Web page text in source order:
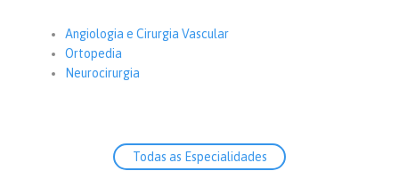
Angiologia e Cirurgia Vascular
Ortopedia
Neurocirurgia
Todas as Especialidades